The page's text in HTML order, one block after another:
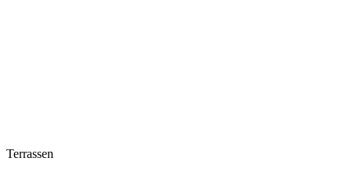
Terrassen